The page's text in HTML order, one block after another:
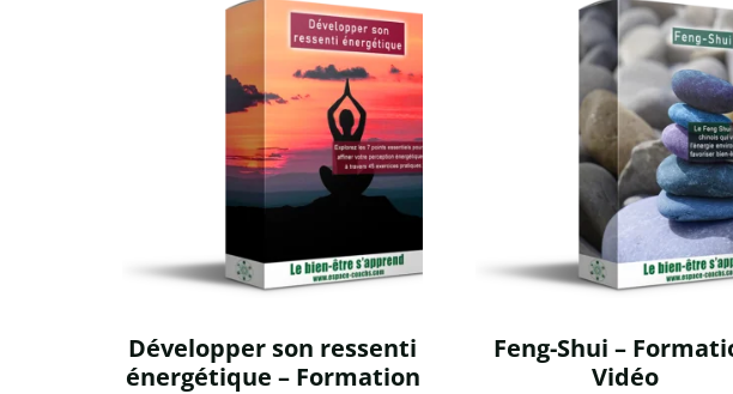
Développer son ressenti
énergétique – Formation
Feng-Shui –
Vidéo